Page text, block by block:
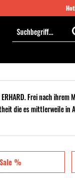
Frei nach ihrem
die es mittlerweile in
Sale %